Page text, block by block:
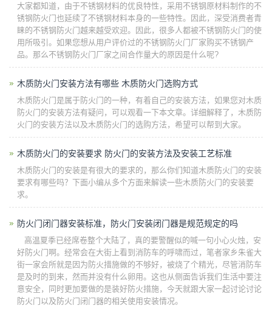
大家都知道，由于不锈钢材料的优良特性，采用不锈钢原材料制作的不
锈钢防火门也延续了不锈钢材料本身的一些特性。因此，深受消费者青
睐的不锈钢防火门越来越受欢迎。因此，很多人都被不锈钢防火门的使
用所吸引。如果您想从用户评价过的不锈钢防火门厂家购买不锈钢产
品。那么不锈钢防火门厂家之间合作量大的原因是什么呢?
木质防火门安装方法有哪些 木质防火门选购方式
木质防火门是属于防火门的一种，有着自己的安装方法，如果您对木质
防火门的安装方法有疑问，可以观看一下本文章。详细解释了，木质防
火门的安装方法以及木质防火门的选购方法，希望可以帮到大家。
木质防火门的安装要求 防火门的安装方法及安装工艺标准
木质防火门的安装是有很大的要求的，那么你们知道木质防火门的安装
要求有哪些吗？下面小编从多个方面来解读一些木质防火门的安装要
求。
防火门闭门器安装标准，防火门安装闭门器是规范规定的吗
高温夏季已经席卷整个大陆了，真的要警醒似的喊一句小心火烛，安
好防火门啊。经常会在大街上看到消防车的呼啸而过，笔者家乡朱雀大
街一家会所就是因为防火措施做的不够好，被烧了个精光，尽管消防车
是及时的到来，然而并没有什么卵用。这也从侧面告诉我们生活中要注
意安全，同时更加要做的是装好防火措施，今天就跟大家一起讨论讨论
防火门以及防火门闭门器的相关使用安装情况。